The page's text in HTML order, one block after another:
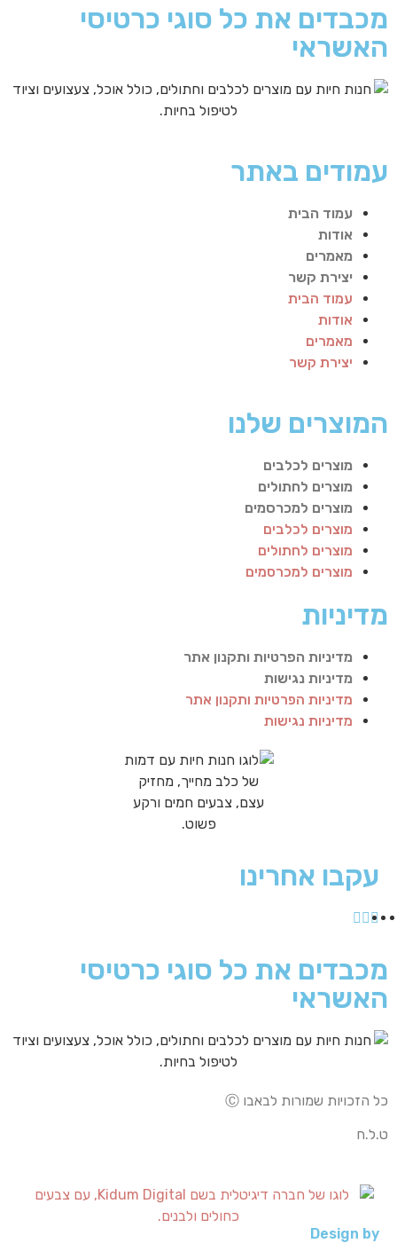
מכבדים את כל סוגי כרטיסי
האשראי
עמודים באתר
עמוד הבית
אודות
מאמרים
יצירת קשר
עמוד הבית
אודות
מאמרים
יצירת קשר
המוצרים שלנו
מוצרים לכלבים
מוצרים לחתולים
מוצרים למכרסמים
מוצרים לכלבים
מוצרים לחתולים
מוצרים למכרסמים
מדיניות
מדיניות הפרטיות ותקנון אתר
מדיניות נגישות
מדיניות הפרטיות ותקנון אתר
מדיניות נגישות
עקבו אחרינו
מכבדים את כל סוגי כרטיסי
האשראי
כל הזכויות שמורות לבאבו Ⓒ
ט.ל.ח
Design by